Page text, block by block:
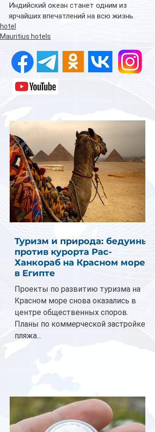
Индийский океан станет одним из
ярчайших впечатлений на всю жизнь.
hotel
Mauritius hotels
Туризм и природа: бедуины
против курорта Рас-
Ханкораб на Красном море
в Египте
Проекты по развитию туризма на
Красном море снова оказались в
центре общественных споров.
Планы по коммерческой застройке
пляжа...